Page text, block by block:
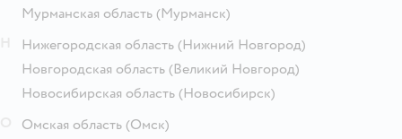
Мурманская область (Мурманск)
Нижегородская область (Нижний Новгород)
Новгородская область (Великий Новгород)
Новосибирская область (Новосибирск)
Омская область (Омск)